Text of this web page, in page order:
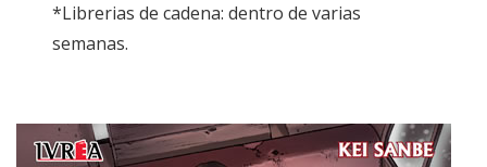
*Librerias de cadena: dentro de varias
semanas.